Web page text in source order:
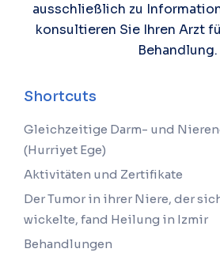
ausschließlich zu
konsultieren Sie Ihren Arzt
Behandlung.
Shortcuts
Gleichzeitige Darm- und
(Hurriyet Ege)
Aktivitäten und Zertifikate
Der Tumor in ihrer Niere, der
wickelte, fand Heilung in Izmir
Behandlungen